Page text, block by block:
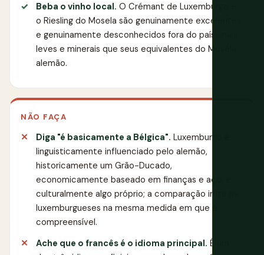
Beba o vinho local. O Crémant de Luxemburgo e
o Riesling do Mosela são genuinamente excelentes
e genuinamente desconhecidos fora do país, mais
leves e minerais que seus equivalentes do Mosela
alemão.
NÃO FAÇA
Diga "é basicamente a Bélgica". Luxemburgo é
linguisticamente influenciado pelo alemão,
historicamente um Grão-Ducado,
economicamente baseado em finanças e aço, e
culturalmente algo próprio; a comparação irrita os
luxemburgueses na mesma medida em que é
compreensível.
Ache que o francês é o idioma principal. É um